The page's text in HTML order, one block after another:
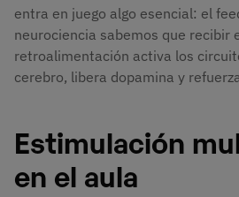
entra en juego algo esencial: el
neurociencia sabemos que recibir
retroalimentación activa los
cerebro, libera dopamina y
Estimulación
en el aula